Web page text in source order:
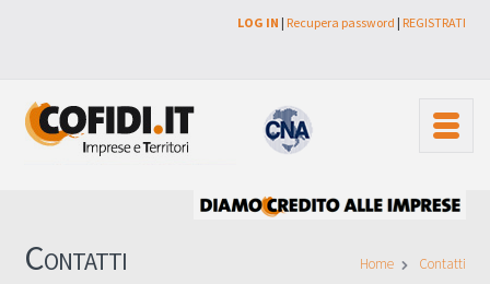
LOG IN | Recupera password | REGISTRATI
Contatti Home Contatti